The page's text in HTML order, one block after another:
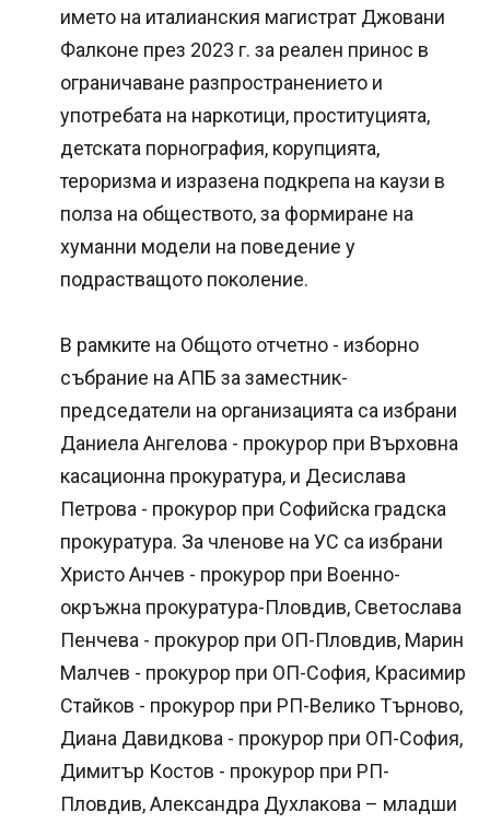
името на италианския магистрат Джовани
Фалконе през 2023 г. за реален принос в
ограничаване разпространението и
употребата на наркотици, проституцията,
детската порнография, корупцията,
тероризма и изразена подкрепа на каузи в
полза на обществото, за формиране на
хуманни модели на поведение у
подрастващото поколение.
В рамките на Общото отчетно - изборно
събрание на АПБ за заместник-
председатели на организацията са избрани
Даниела Ангелова - прокурор при Върховна
касационна прокуратура, и Десислава
Петрова - прокурор при Софийска градска
прокуратура. За членове на УС са избрани
Христо Анчев - прокурор при Военно-
окръжна прокуратура-Пловдив, Светослава
Пенчева - прокурор при ОП-Пловдив, Марин
Малчев - прокурор при ОП-София, Красимир
Стайков - прокурор при РП-Велико Търново,
Диана Давидкова - прокурор при ОП-София,
Димитър Костов - прокурор при РП-
Пловдив, Александра Духлакова – младши